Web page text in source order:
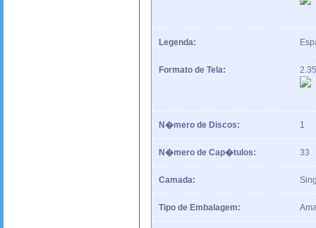
Legenda:
Formato de Tela:
N�mero de Discos: 1
N�mero de Cap�tulos: 33
Camada:
Tipo de Embalagem: